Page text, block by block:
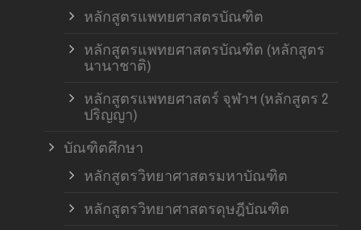
หลักสูตรแพทยศาสตรบัณฑิต
หลักสูตรแพทยศาสตรบัณฑิต (หลักสูตร
นานาชาติ)
หลักสูตรแพทยศาสตร์ จุฬาฯ (หลักสูตร 2
ปริญญา)
บัณฑิตศึกษา
หลักสูตรวิทยาศาสตรมหาบัณฑิต
หลักสูตรวิทยาศาสตรดุษฎีบัณฑิต